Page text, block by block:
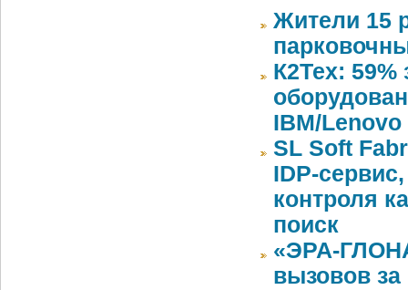
Жители 15
К2Тех: 59%
IBM/Lenovo
SL Soft
IDP-
контроля
поиск
«ЭРА-
вызовов за